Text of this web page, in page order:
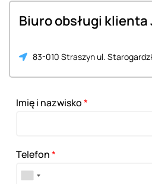
Biuro obsługi klienta
83-010 Straszyn ul.
Imię i nazwisko*
Telefon*